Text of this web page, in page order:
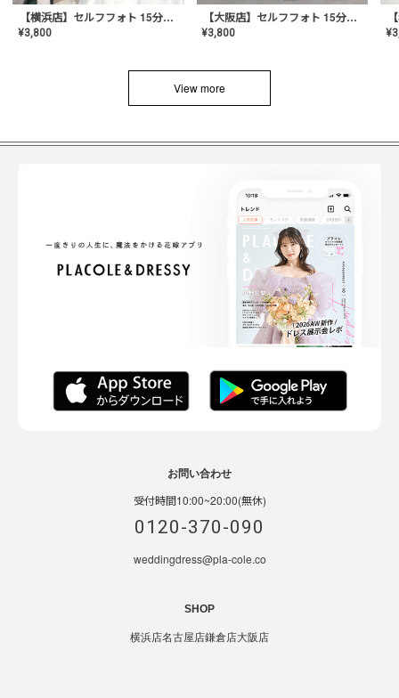
【横浜店】セルフフォト 15分撮り放題プラン
¥3,800
【大阪店】セルフフォト 15分撮り放題プラン
¥3,800 ¥
View more
お問い合わせ
受付時間10:00~20:00(無休)
0120-370-090
weddingdress@pla-cole.co
SHOP
横浜店名古屋店鎌倉店大阪店